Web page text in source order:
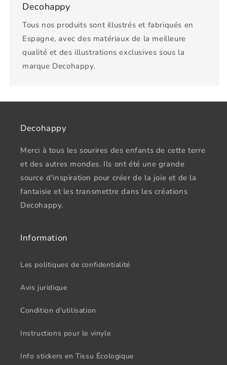
Decohappy
Tous nos produits sont illustrés et fabriqués en
Espagne, avec des matériaux de la meilleure
qualité et des illustrations exclusives sous la
marque Decohappy.
Decohappy
Merci à tous les sourires des enfants de cette terre
et des autres mondes. Ils ont été une grande
source d'inspiration pour créer de la joie et de la
fantaisie et les transmettre dans les créations
Decohappy.
Information
Les politiques de confidentialité
Avis juridique
Condition d'utilisation
Instructions pour le vinyle
Info stickers en Tissu Écologique